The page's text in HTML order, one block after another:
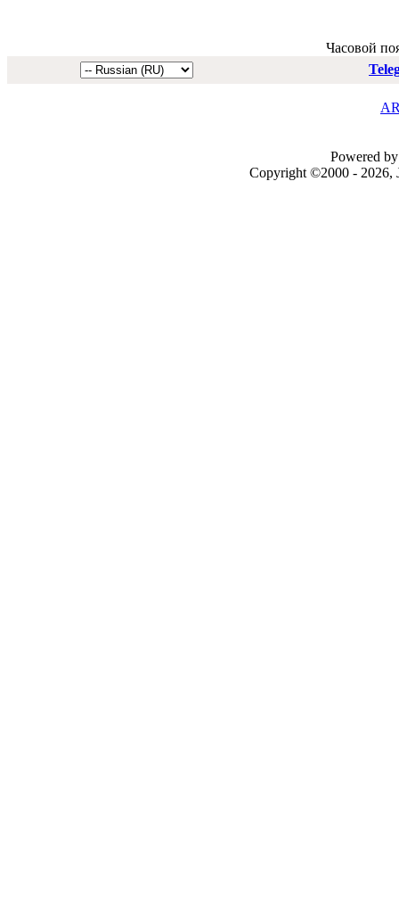
Часовой
Powered
Copyright ©2000 - 2026,